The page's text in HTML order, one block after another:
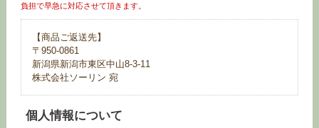
負担で早急に対応させて頂きます。
【商品ご返送先】
〒950-0861
新潟県新潟市東区中山8-3-11
株式会社ソーリン 宛
個人情報について